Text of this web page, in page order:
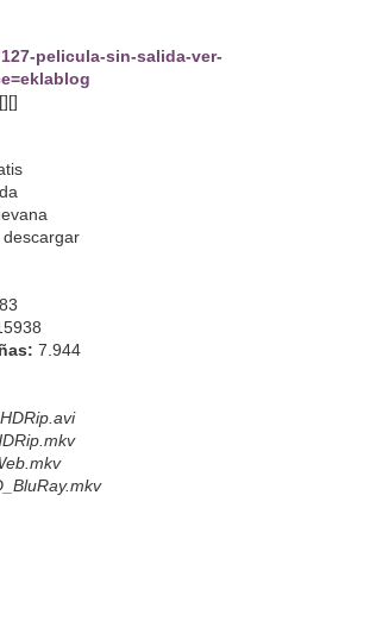
pelicula-sin-salida-ver-
descargar
7.944